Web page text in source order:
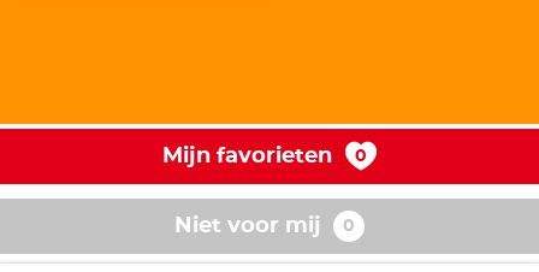
Mijn favorieten
Niet voor mij